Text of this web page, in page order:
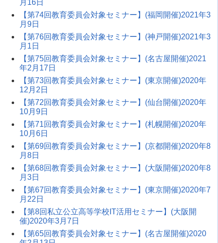
月16日
【第74回教育委員会対象セミナー】(福岡開催)2021年3
月9日
【第76回教育委員会対象セミナー】(神戸開催)2021年3
月1日
【第75回教育委員会対象セミナー】(名古屋開催)2021
年2月17日
【第73回教育委員会対象セミナー】(東京開催)2020年
12月2日
【第72回教育委員会対象セミナー】(仙台開催)2020年
10月9日
【第71回教育委員会対象セミナー】(札幌開催)2020年
10月6日
【第69回教育委員会対象セミナー】(京都開催)2020年8
月8日
【第68回教育委員会対象セミナー】(大阪開催)2020年8
月3日
【第67回教育委員会対象セミナー】(東京開催)2020年7
月22日
【第8回私立公立高等学校IT活用セミナー】(大阪開
催)2020年3月7日
【第65回教育委員会対象セミナー】(名古屋開催)2020